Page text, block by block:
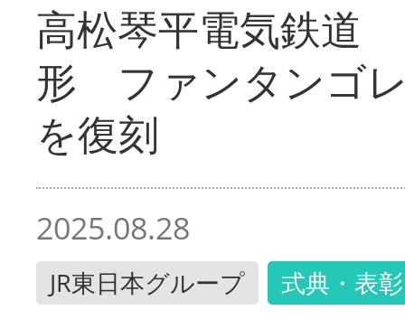
高松琴平電気鉄道
形 ファンタンゴ
を復刻
2025.08.28
JR東日本グループ 式典・表彰